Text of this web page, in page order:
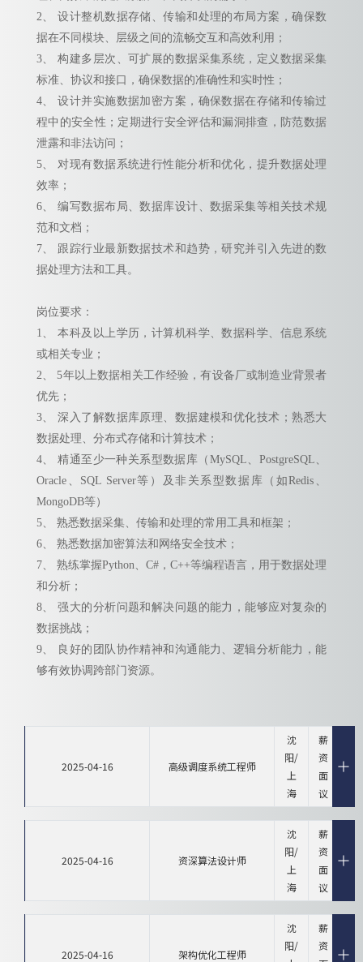
2、 设计整机数据存储、传输和处理的布局方案，确保数
据在不同模块、层级之间的流畅交互和高效利用；
3、 构建多层次、可扩展的数据采集系统，定义数据采集
标准、协议和接口，确保数据的准确性和实时性；
4、 设计并实施数据加密方案，确保数据在存储和传输过
程中的安全性；定期进行安全评估和漏洞排查，防范数据
泄露和非法访问；
5、 对现有数据系统进行性能分析和优化，提升数据处理
效率；
6、 编写数据布局、数据库设计、数据采集等相关技术规
范和文档；
7、 跟踪行业最新数据技术和趋势，研究并引入先进的数
据处理方法和工具。
岗位要求：
1、 本科及以上学历，计算机科学、数据科学、信息系统
或相关专业；
2、 5年以上数据相关工作经验，有设备厂或制造业背景者
优先；
3、 深入了解数据库原理、数据建模和优化技术；熟悉大
数据处理、分布式存储和计算技术；
4、 精通至少一种关系型数据库（MySQL、PostgreSQL、
Oracle、SQL Server等）及非关系型数据库（如Redis、
MongoDB等）
5、 熟悉数据采集、传输和处理的常用工具和框架；
6、 熟悉数据加密算法和网络安全技术；
7、 熟练掌握Python、C#，C++等编程语言，用于数据处理
和分析；
8、 强大的分析问题和解决问题的能力，能够应对复杂的
数据挑战；
9、 良好的团队协作精神和沟通能力、逻辑分析能力，能
够有效协调跨部门资源。
2025-04-16 高级调度系统工程师
沈
阳/
上
海
薪
资
面
议
2025-04-16 资深算法设计师
沈
阳/
上
海
薪
资
面
议
2025-04-16 架构优化工程师
沈
阳/
薪
资